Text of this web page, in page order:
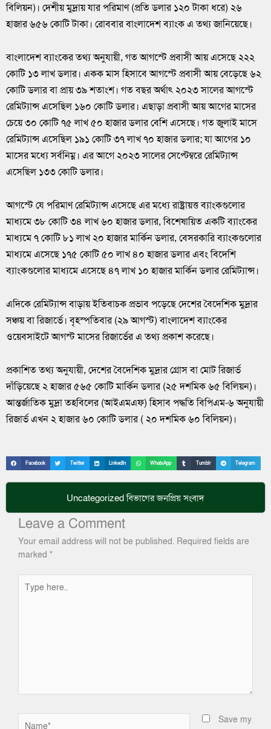
বিলিয়ন)। দেশীয় মুদ্রায় যার পরিমাণ (প্রতি ডলার ১২০ টাকা ধরে) ২৬
হাজার ৬৫৬ কোটি টাকা। রোববার বাংলাদেশ ব্যাংক এ তথ্য জানিয়েছে।
বাংলাদেশ ব্যাংকের তথ্য অনুযায়ী, গত আগস্টে প্রবাসী আয় এসেছে ২২২
কোটি ১৩ লাখ ডলার। একক মাস হিসাবে আগস্টে প্রবাসী আয় বেড়েছে ৬২
কোটি ডলার বা প্রায় ৩৯ শতাংশ। গত বছর অর্থাৎ ২০২৩ সালের আগস্টে
রেমিট্যান্স এসেছিল ১৬০ কোটি ডলার। এছাড়া প্রবাসী আয় আগের মাসের
চেয়ে ৩০ কোটি ৭৫ লাখ ৫০ হাজার ডলার বেশি এসেছে। গত জুলাই মাসে
রেমিট্যান্স এসেছিল ১৯১ কোটি ৩৭ লাখ ৭০ হাজার ডলার; যা আগের ১০
মাসের মধ্যে সর্বনিম্ন। এর আগে ২০২৩ সালের সেপ্টেম্বরে রেমিট্যান্স
এসেছিল ১৩৩ কোটি ডলার।
আগস্টে যে পরিমাণ রেমিট্যান্স এসেছে এর মধ্যে রাষ্ট্রায়ত্ত ব্যাংকগুলোর
মাধ্যমে ৩৮ কোটি ৩৪ লাখ ৬০ হাজার ডলার, বিশেষায়িত একটি ব্যাংকের
মাধ্যমে ৭ কোটি ৮১ লাখ ২০ হাজার মার্কিন ডলার, বেসরকারি ব্যাংকগুলোর
মাধ্যমে এসেছে ১৭৫ কোটি ৫০ লাখ ৪০ হাজার ডলার এবং বিদেশি
ব্যাংকগুলোর মাধ্যমে এসেছে ৪৭ লাখ ১০ হাজার মার্কিন ডলার রেমিট্যান্স।
এদিকে রেমিট্যান্স বাড়ায় ইতিবাচক প্রভাব পড়েছে দেশের বৈদেশিক মুদ্রার
সঞ্চয় বা রিজার্ভে। বৃহস্পতিবার (২৯ আগস্ট) বাংলাদেশ ব্যাংকের
ওয়েবসাইটে আগস্ট মাসের রিজার্ভের এ তথ্য প্রকাশ করেছে।
প্রকাশিত তথ্য অনুযায়ী, দেশের বৈদেশিক মুদ্রার গ্রোস বা মোট রিজার্ভ
দাঁড়িয়েছে ২ হাজার ৫৬৫ কোটি মার্কিন ডলার (২৫ দশমিক ৬৫ বিলিয়ন)।
আন্তর্জাতিক মুদ্রা তহবিলের (আইএমএফ) হিসাব পদ্ধতি বিপিএম-৬ অনুযায়ী
রিজার্ভ এখন ২ হাজার ৬০ কোটি ডলার ( ২০ দশমিক ৬০ বিলিয়ন)।
Facebook Twitter LinkedIn WhatsApp Tumblr Telegram
Uncategorizedবিভাগের জনপ্রিয় সংবাদ
Leave a Comment
Your email address will not be published. Required fields are
marked *
here..
Save my